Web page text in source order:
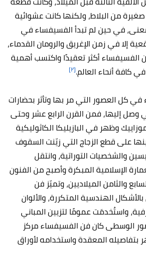
من البلاط، ولكنها كانت عشوائية
في حين لم تبدأ الفسيفساء في
إلا في زمن الإغريق والرومان القدماء،
الفسيفساء أكثر تعقيدًا واكتسب أهمية
كافة أنحاء العالم.[٢]
كل العصور التي مر بها وتأثر بحضارات
وصل إليها، فمن القرن الرابع عشر وحتى
وظهر في البازيليكا الكاثوليكية
على قطع الزجاج التي زيّنت السقوف
والشخصيات التوراتية، وانتقل
الإسلامية المبكرة وأصبح من الفنون
والثامن الميلاديين، وتميّز فن
الهندسية المتكررة، والألوان
واستُخدمَت عمومًا لتزيين المباني
الوسطى كان فن الفسيفساء مركز
بتفاصيله المعقدة واستخدامه لأوراق